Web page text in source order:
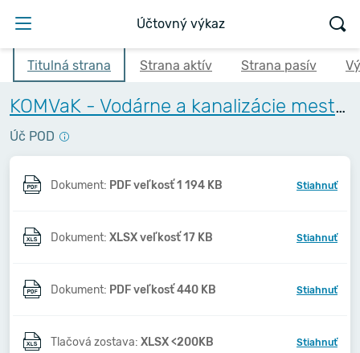
Účtovný výkaz
Titulná strana Strana aktív Strana pasív
KOMVaK - Vodárne a kanalizácie mesta Komárna, a.s.
Úč POD
Dokument: PDF veľkosť 1 194 KB Stiahnuť
Dokument: XLSX veľkosť 17 KB Stiahnuť
Dokument: PDF veľkosť 440 KB Stiahnuť
Tlačová zostava: XLSX <200KB Stiahnuť